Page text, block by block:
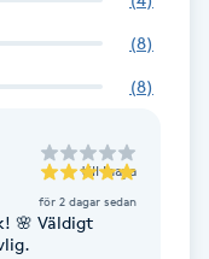
(8)
(8)
till Inaya
för 2 dagar sedan
🌸 Väldigt